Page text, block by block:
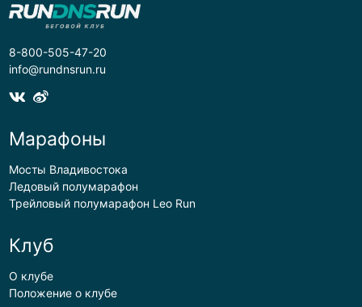
8-800-505-47-20
info@rundnsrun.ru
Марафоны
Мосты Владивостока
Ледовый полумарафон
Трейловый полумарафон Leo Run
Клуб
О клубе
Положение о клубе